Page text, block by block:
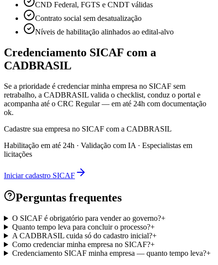
CND Federal, FGTS e CNDT válidas
Contrato social sem desatualização
Níveis de habilitação alinhados ao edital-alvo
Credenciamento SICAF com a
CADBRASIL
Se a prioridade é credenciar minha empresa no SICAF sem
retrabalho, a CADBRASIL valida o checklist, conduz o portal e
acompanha até o CRC Regular — em até 24h com documentação
ok.
Cadastre sua empresa no SICAF com a CADBRASIL
Habilitação em até 24h · Validação com IA · Especialistas em
licitações
Iniciar cadastro SICAF
Perguntas frequentes
O SICAF é obrigatório para vender ao governo?+
Quanto tempo leva para concluir o processo?+
A CADBRASIL cuida só do cadastro inicial?+
Como credenciar minha empresa no SICAF?+
Credenciamento SICAF minha empresa — quanto tempo leva?+